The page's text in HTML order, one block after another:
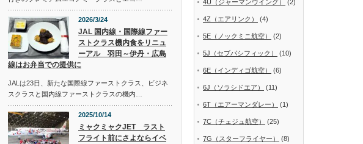
2026/3/24
JAL 国内線・国際線ファー
ストクラス機内食をリニュ
ーアル 羽田～伊丹・広島
線はお弁当での提供に
JALは23日、新たな国際線ファーストクラス、ビジネ
スクラスと国内線ファーストクラスの機内…
2025/10/14
ミャクミャクJET ラスト
フライト前にさよならイベ
4U（ジャーマンウイング） (2)
4Z（エアリンク） (4)
5E（ノックミニ航空） (2)
5J（セブパシフィック） (10)
6E（インディゴ航空） (6)
6J（ソラシドエア） (11)
6T（エアーマンダレー） (1)
7C（チェジュ航空） (25)
7G（スターフライヤー） (8)